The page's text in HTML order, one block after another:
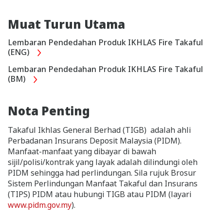
Muat Turun Utama
Lembaran Pendedahan Produk IKHLAS Fire Takaful
(ENG)
Lembaran Pendedahan Produk IKHLAS Fire Takaful
(BM)
Nota Penting
Takaful Ikhlas General Berhad (TIGB) adalah ahli
Perbadanan Insurans Deposit Malaysia (PIDM).
Manfaat-manfaat yang dibayar di bawah
sijil/polisi/kontrak yang layak adalah dilindungi oleh
PIDM sehingga had perlindungan. Sila rujuk Brosur
Sistem Perlindungan Manfaat Takaful dan Insurans
(TIPS) PIDM atau hubungi TIGB atau PIDM (layari
www.pidm.gov.my).